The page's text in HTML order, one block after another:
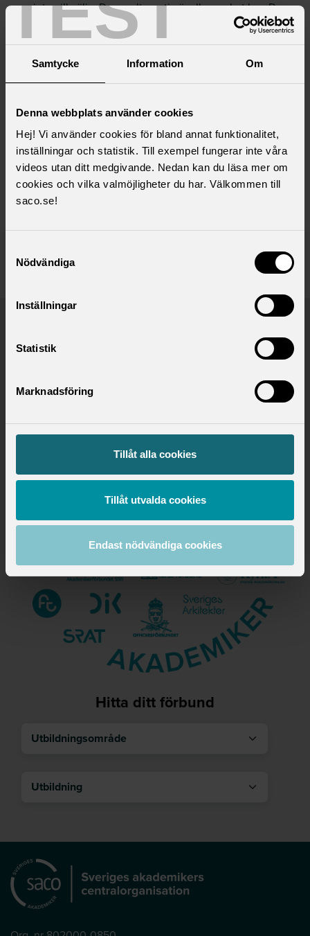
Samtycke Information Om
Denna webbplats använder cookies
Hej! Vi använder cookies för bland annat funktionalitet,
inställningar och statistik. Till exempel fungerar inte våra
videos utan ditt medgivande. Nedan kan du läsa mer om
cookies och vilka valmöjligheter du har. Välkommen till
saco.se!
Nödvändiga
Inställningar
Statistik
Marknadsföring
Tillåt alla cookies
Tillåt utvalda cookies
Endast nödvändiga cookies
som inte vill välja. Dessa alternativ är alla mycket bra. Du
behöver alltså inte känna dig pressad att göra något val
utan kan känna dig trygg med förhandsvalet, eller
ickeväljaralternativet som det också kallas.
Betalar din arbetsgivare in till en privat tjänstepension får
avgifterna här vara högre.
Varje kollektivavtalad tjänstepension har en valcentral där
du kan få mer information och göra dina val. Du kan också
fråga facket eller lönekontoret om valcentralen.
Publicerad:
Senast uppdaterad:
Hitta ditt förbund
Utbildningsområde